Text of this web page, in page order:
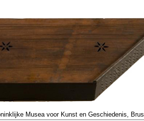
Musea voor Kunst en Geschiedenis,